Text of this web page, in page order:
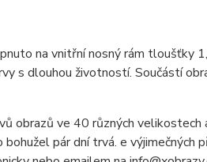
na vnitřní nosný rám tloušťky
s dlouhou životností. Součástí
obrazů ve 40 různých velikostech
pár dní trvá. e výjimečných